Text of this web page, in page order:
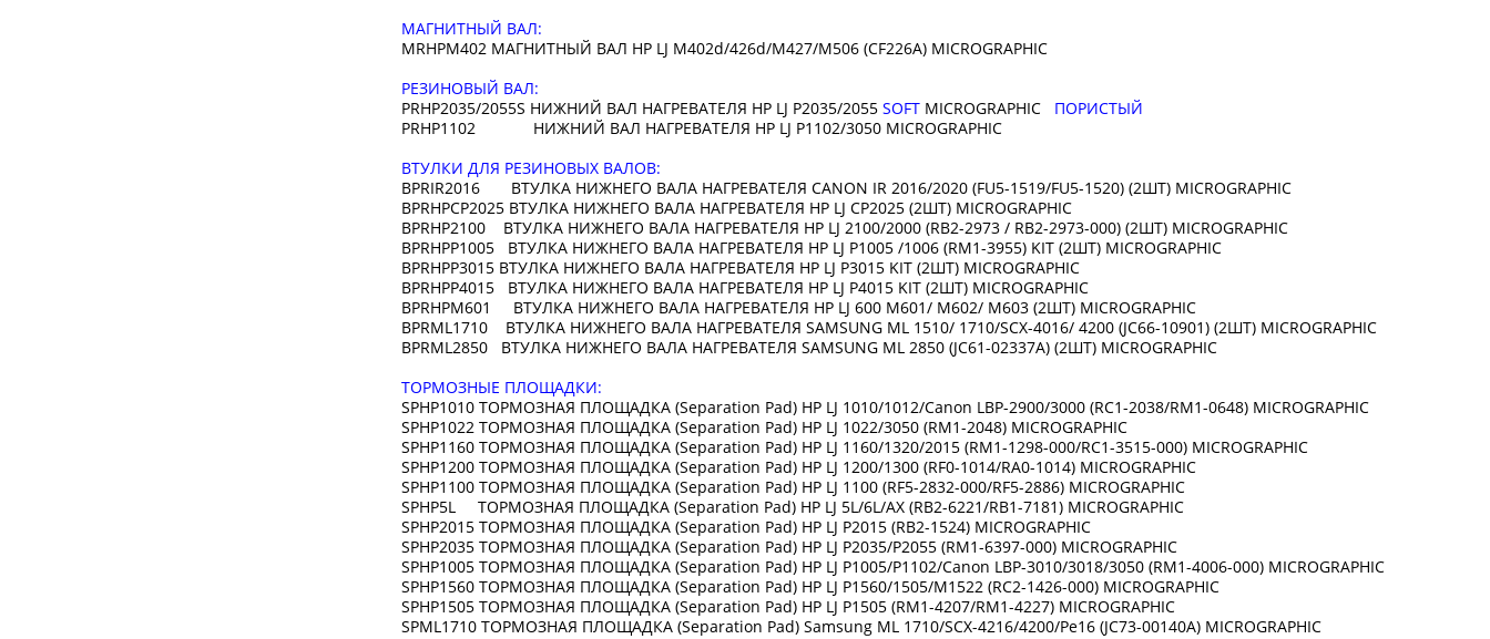
МАГНИТНЫЙ ВАЛ:
MRHPM402 МАГНИТНЫЙ ВАЛ HP LJ M402d/426d/M427/M506 (CF226A) MICROGRAPHIC
РЕЗИНОВЫЙ ВАЛ:
PRHP2035/2055S НИЖНИЙ ВАЛ НАГРЕВАТЕЛЯ HP LJ P2035/2055 SOFT MICROGRAPHIC ПОРИСТЫЙ
PRHP1102 НИЖНИЙ ВАЛ НАГРЕВАТЕЛЯ HP LJ P1102/3050 MICROGRAPHIC
ВТУЛКИ ДЛЯ РЕЗИНОВЫХ ВАЛОВ:
BPRIR2016 ВТУЛКА НИЖНЕГО ВАЛА НАГРЕВАТЕЛЯ CANON IR 2016/2020 (FU5-1519/FU5-1520) (2ШТ) MICROGRAPHIC
BPRHPCP2025 ВТУЛКА НИЖНЕГО ВАЛА НАГРЕВАТЕЛЯ HP LJ CP2025 (2ШТ) MICROGRAPHIC
BPRHP2100 ВТУЛКА НИЖНЕГО ВАЛА НАГРЕВАТЕЛЯ HP LJ 2100/2000 (RB2-2973 / RB2-2973-000) (2ШТ) MICROGRAPHIC
BPRHPP1005 ВТУЛКА НИЖНЕГО ВАЛА НАГРЕВАТЕЛЯ HP LJ P1005 /1006 (RM1-3955) KIT (2ШТ) MICROGRAPHIC
BPRHPP3015 ВТУЛКА НИЖНЕГО ВАЛА НАГРЕВАТЕЛЯ HP LJ P3015 KIT (2ШТ) MICROGRAPHIC
BPRHPP4015 ВТУЛКА НИЖНЕГО ВАЛА НАГРЕВАТЕЛЯ HP LJ P4015 KIT (2ШТ) MICROGRAPHIC
BPRHPM601 ВТУЛКА НИЖНЕГО ВАЛА НАГРЕВАТЕЛЯ HP LJ 600 M601/ M602/ M603 (2ШТ) MICROGRAPHIC
BPRML1710 ВТУЛКА НИЖНЕГО ВАЛА НАГРЕВАТЕЛЯ SAMSUNG ML 1510/ 1710/SCX-4016/ 4200 (JC66-10901) (2ШТ) MICROGRAPHIC
BPRML2850 ВТУЛКА НИЖНЕГО ВАЛА НАГРЕВАТЕЛЯ SAMSUNG ML 2850 (JC61-02337A) (2ШТ) MICROGRAPHIC
ТОРМОЗНЫЕ ПЛОЩАДКИ:
SPHP1010 ТОРМОЗНАЯ ПЛОЩАДКА (Separation Pad) HP LJ 1010/1012/Canon LBP-2900/3000 (RC1-2038/RM1-0648) MICROGRAPHIC
SPHP1022 ТОРМОЗНАЯ ПЛОЩАДКА (Separation Pad) HP LJ 1022/3050 (RM1-2048) MICROGRAPHIC
SPHP1160 ТОРМОЗНАЯ ПЛОЩАДКА (Separation Pad) HP LJ 1160/1320/2015 (RM1-1298-000/RC1-3515-000) MICROGRAPHIC
SPHP1200 ТОРМОЗНАЯ ПЛОЩАДКА (Separation Pad) HP LJ 1200/1300 (RF0-1014/RA0-1014) MICROGRAPHIC
SPHP1100 ТОРМОЗНАЯ ПЛОЩАДКА (Separation Pad) HP LJ 1100 (RF5-2832-000/RF5-2886) MICROGRAPHIC
SPHP5L ТОРМОЗНАЯ ПЛОЩАДКА (Separation Pad) HP LJ 5L/6L/AX (RB2-6221/RB1-7181) MICROGRAPHIC
SPHP2015 ТОРМОЗНАЯ ПЛОЩАДКА (Separation Pad) HP LJ P2015 (RB2-1524) MICROGRAPHIC
SPHP2035 ТОРМОЗНАЯ ПЛОЩАДКА (Separation Pad) HP LJ P2035/P2055 (RM1-6397-000) MICROGRAPHIC
SPHP1005 ТОРМОЗНАЯ ПЛОЩАДКА (Separation Pad) HP LJ P1005/P1102/Canon LBP-3010/3018/3050 (RM1-4006-000) MICROGRAPHIC
SPHP1560 ТОРМОЗНАЯ ПЛОЩАДКА (Separation Pad) HP LJ P1560/1505/M1522 (RC2-1426-000) MICROGRAPHIC
SPHP1505 ТОРМОЗНАЯ ПЛОЩАДКА (Separation Pad) HP LJ P1505 (RM1-4207/RM1-4227) MICROGRAPHIC
SPML1710 ТОРМОЗНАЯ ПЛОЩАДКА (Separation Pad) Samsung ML 1710/SCX-4216/4200/Pe16 (JC73-00140A) MICROGRAPHIC